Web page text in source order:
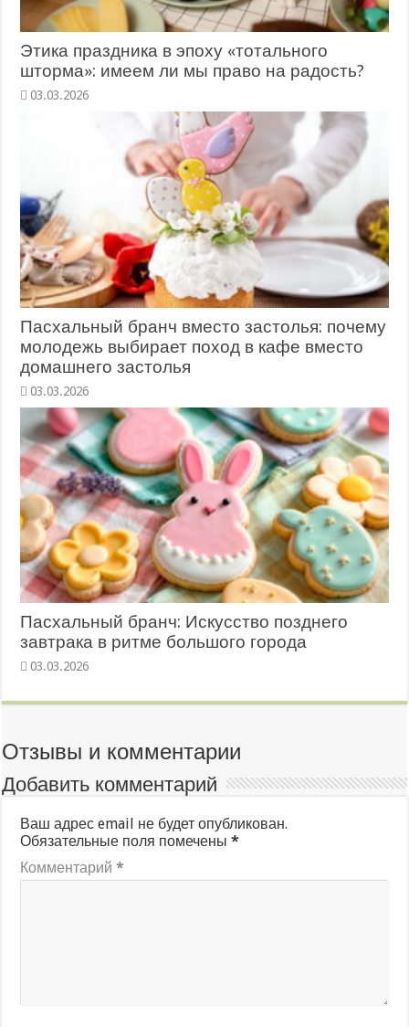
Этика праздника в эпоху «тотального
шторма»: имеем ли мы право на радость?
03.03.2026
Пасхальный бранч вместо застолья: почему
молодежь выбирает поход в кафе вместо
домашнего застолья
03.03.2026
Пасхальный бранч: Искусство позднего
завтрака в ритме большого города
03.03.2026
Отзывы и комментарии
Добавить комментарий
Ваш адрес email не будет опубликован.
Обязательные поля помечены*
Комментарий*